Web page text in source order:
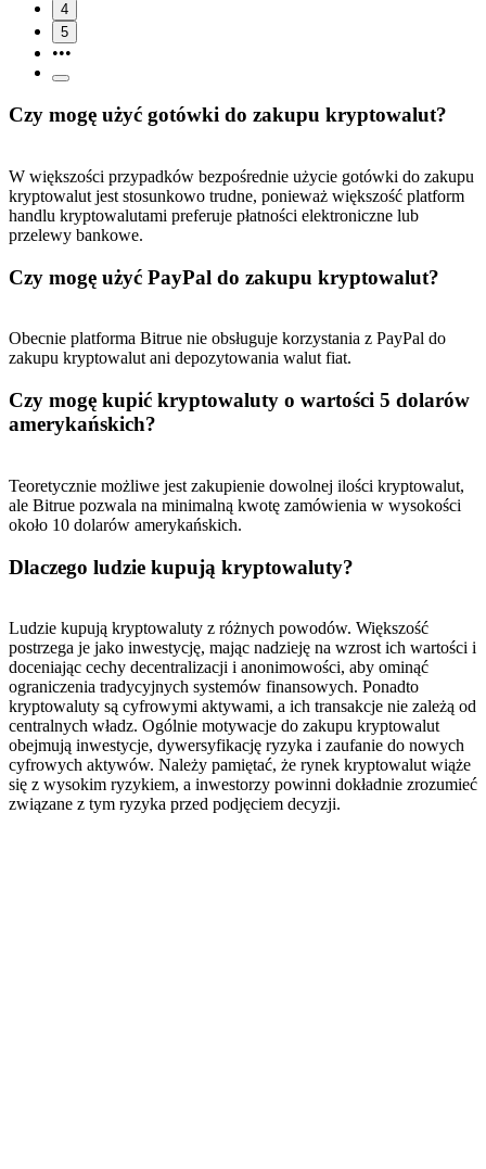
4
5
•••
Czy mogę użyć gotówki do zakupu kryptowalut?
W większości przypadków bezpośrednie użycie gotówki do zakupu
kryptowalut jest stosunkowo trudne, ponieważ większość platform
handlu kryptowalutami preferuje płatności elektroniczne lub
przelewy bankowe.
Czy mogę użyć PayPal do zakupu kryptowalut?
Obecnie platforma Bitrue nie obsługuje korzystania z PayPal do
zakupu kryptowalut ani depozytowania walut fiat.
Czy mogę kupić kryptowaluty o wartości 5 dolarów
amerykańskich?
Teoretycznie możliwe jest zakupienie dowolnej ilości kryptowalut,
ale Bitrue pozwala na minimalną kwotę zamówienia w wysokości
około 10 dolarów amerykańskich.
Dlaczego ludzie kupują kryptowaluty?
Ludzie kupują kryptowaluty z różnych powodów. Większość
postrzega je jako inwestycję, mając nadzieję na wzrost ich wartości i
doceniając cechy decentralizacji i anonimowości, aby ominąć
ograniczenia tradycyjnych systemów finansowych. Ponadto
kryptowaluty są cyfrowymi aktywami, a ich transakcje nie zależą od
centralnych władz. Ogólnie motywacje do zakupu kryptowalut
obejmują inwestycje, dywersyfikację ryzyka i zaufanie do nowych
cyfrowych aktywów. Należy pamiętać, że rynek kryptowalut wiąże
się z wysokim ryzykiem, a inwestorzy powinni dokładnie zrozumieć
związane z tym ryzyka przed podjęciem decyzji.